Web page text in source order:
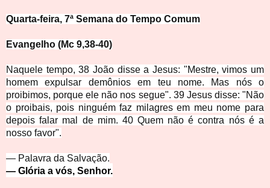
Quarta-feira, 7ª Semana do Tempo Comum
Evangelho (Mc 9,38-40)
Naquele tempo, 38 João disse a Jesus: "Mestre, vimos um
homem expulsar demônios em teu nome. Mas nós o
proibimos, porque ele não nos segue". 39 Jesus disse: "Não
o proibais, pois ninguém faz milagres em meu nome para
depois falar mal de mim. 40 Quem não é contra nós é a
nosso favor".
— Palavra da Salvação.
— Glória a vós, Senhor.